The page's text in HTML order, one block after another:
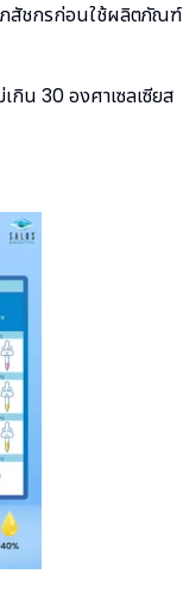
ภสัชกรก่อนใช้ผลิตภัณฑ์
น 30 องศาเซลเซียส